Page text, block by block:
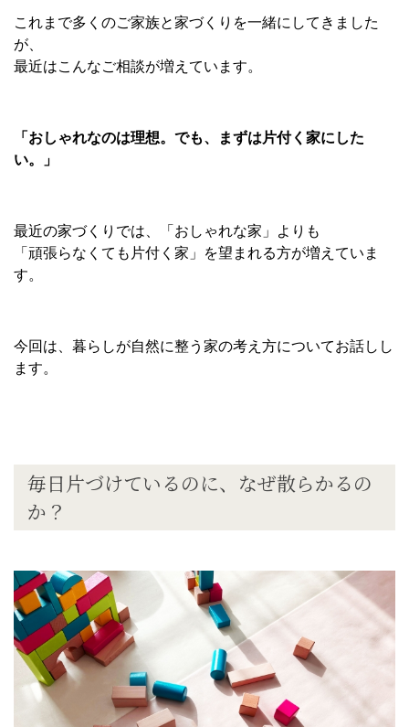
これまで多くのご家族と家づくりを一緒にしてきました
が、
最近はこんなご相談が増えています。
「おしゃれなのは理想。でも、まずは片付く家にした
い。」
最近の家づくりでは、「おしゃれな家」よりも
「頑張らなくても片付く家」を望まれる方が増えていま
す。
今回は、暮らしが自然に整う家の考え方についてお話しし
ます。
毎日片づけているのに、なぜ散らかるの
か？